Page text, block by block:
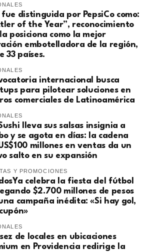
fue distinguida por PepsiCo como:
of the Year”, reconocimiento
posiciona como la mejor
embotelladora de la región,
33 países.
internacional busca
para pilotear soluciones en
comerciales de Latinoamérica
lleva sus salsas insignia a
y se agota en días: la cadena
millones en ventas da un
salto en su expansión
Y PROMOCIONES
celebra la fiesta del fútbol
$2.700 millones de pesos
campaña inédita: «Si hay gol,
de locales en ubicaciones
en Providencia redirige la